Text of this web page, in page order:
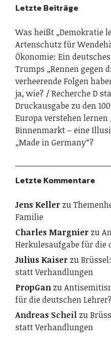
Letzte Beiträge
Was heißt „Demokratie
Artenschutz für
Ökonomie: Ein
Trumps „Rennen gegen
verheerende Folgen
ja, wie?
Recherche D
Druckausgabe zu den
Europa verstehen lernen
Binnenmarkt – eine
„Made in Germany“?
Letzte Kommentare
Jens Kellerzu
Familie
Charles Margnierzu
Herkulesaufgabe für die
Julius Kaiserzu
statt Verhandlungen
PropGanzu
für die deutschen Lehrer?
Andreas Scheilzu
statt Verhandlungen